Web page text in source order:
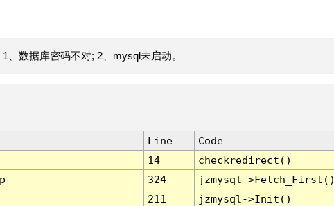
、数据库密码不对; 2、mysql未启动。
Line
Code
14
checkredirect()
324
jzmysql-
211
jzmysql->Init()